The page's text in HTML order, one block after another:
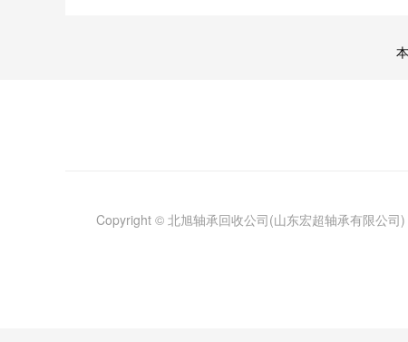
Copyright © 北旭轴承回收公司(山东宏超轴承有限公